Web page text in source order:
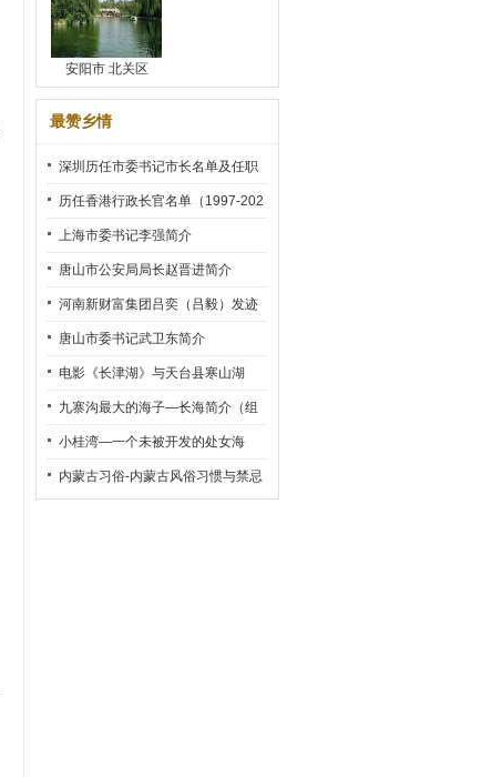
安阳市 北关区
最赞乡情
深圳历任市委书记市长名单及任职
时间
历任香港行政长官名单（1997-202
2）
上海市委书记李强简介
唐山市公安局局长赵晋进简介
河南新财富集团吕奕（吕毅）发迹
史
唐山市委书记武卫东简介
电影《长津湖》与天台县寒山湖
九寨沟最大的海子—长海简介（组
图）
小桂湾—一个未被开发的处女海
内蒙古习俗-内蒙古风俗习惯与禁忌